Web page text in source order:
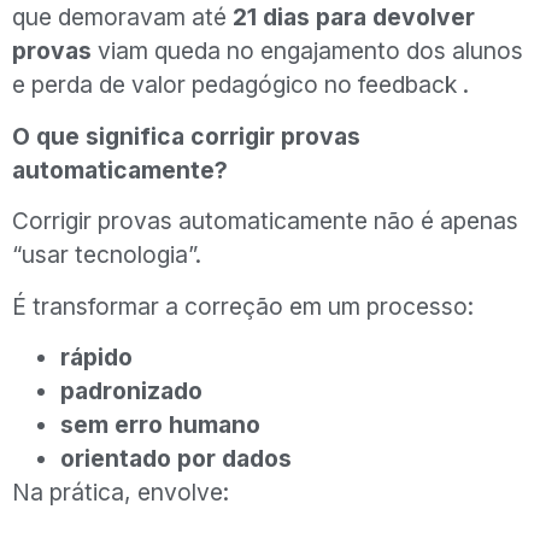
que demoravam até 21 dias para devolver
provas viam queda no engajamento dos alunos
e perda de valor pedagógico no feedback .
O que significa corrigir provas
automaticamente?
Corrigir provas automaticamente não é apenas
“usar tecnologia”.
É transformar a correção em um processo:
rápido
padronizado
sem erro humano
orientado por dados
Na prática, envolve: